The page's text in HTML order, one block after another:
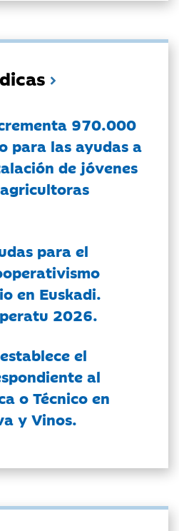
970.000
para las ayudas a
de jóvenes
para el
en Euskadi.
2026.
el
al
o Técnico en
y Vinos.